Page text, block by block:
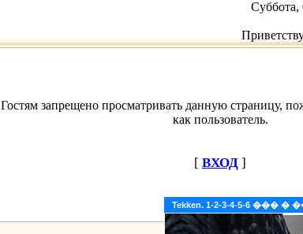
Суббота,
Tekken. 1-2-3-4-5-6 ���
Гостям запрещено просматривать данную страницу,
как пользователь.
[ ВХОД ]